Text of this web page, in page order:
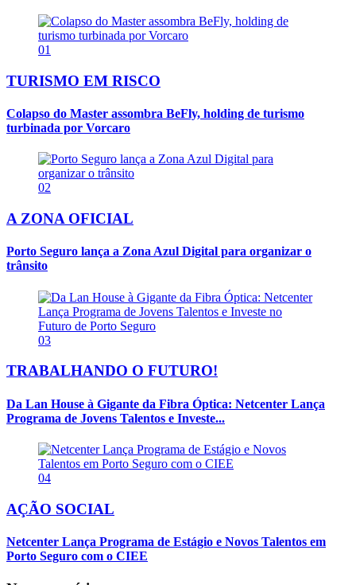
01
TURISMO EM RISCO
Colapso do Master assombra BeFly, holding de turismo
turbinada por Vorcaro
02
A ZONA OFICIAL
Porto Seguro lança a Zona Azul Digital para organizar o
trânsito
03
TRABALHANDO O FUTURO!
Da Lan House à Gigante da Fibra Óptica: Netcenter Lança
Programa de Jovens Talentos e Investe...
04
AÇÃO SOCIAL
Netcenter Lança Programa de Estágio e Novos Talentos em
Porto Seguro com o CIEE